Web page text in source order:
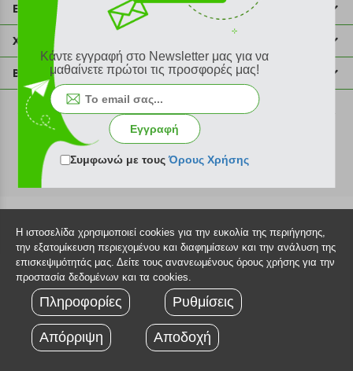
Επικοινωνία
211 2000 700
info@plus4u.gr
Χρήσιμες πληροφορίες
Η εταιρία
Σημεία παραλαβής
Ευκαιρίες καριέρας
Όροι χρήσης
Sitemap
Βοήθεια
Εξέλιξη παραγγελίας
Τρόποι παραγγελίας
Τρόποι πληρωμής
Τρόποι αποστολής
Πολιτική επιστροφών
©2026 Plus4u.gr
Κάντε εγγραφή στο Newsletter μας για να
μαθαίνετε πρώτοι τις προσφορές μας!
Εγγραφή
Συμφωνώ με τουςΌρους Χρήσης
Η ιστοσελίδα χρησιμοποιεί cookies για την ευκολία της περιήγησης,
την εξατομίκευση περιεχομένου και διαφημίσεων και την ανάλυση της
επισκεψιμότητάς μας. Δείτε τους ανανεωμένους όρους χρήσης για την
προστασία δεδομένων και τα cookies.
Πληροφορίες Ρυθμίσεις
Απόρριψη Αποδοχή